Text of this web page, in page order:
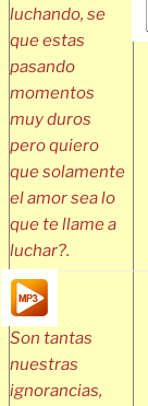
luchando, se
que estas
pasando
momentos
muy duros
pero quiero
que solamente
el amor sea lo
que te llame a
luchar?.
Son tantas
nuestras
ignorancias,